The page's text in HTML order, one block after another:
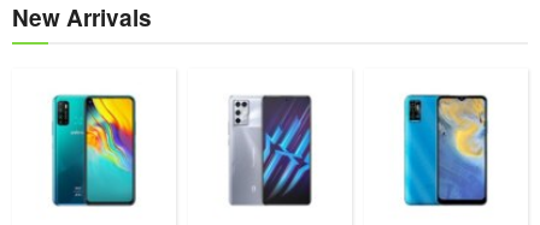
New Arrivals